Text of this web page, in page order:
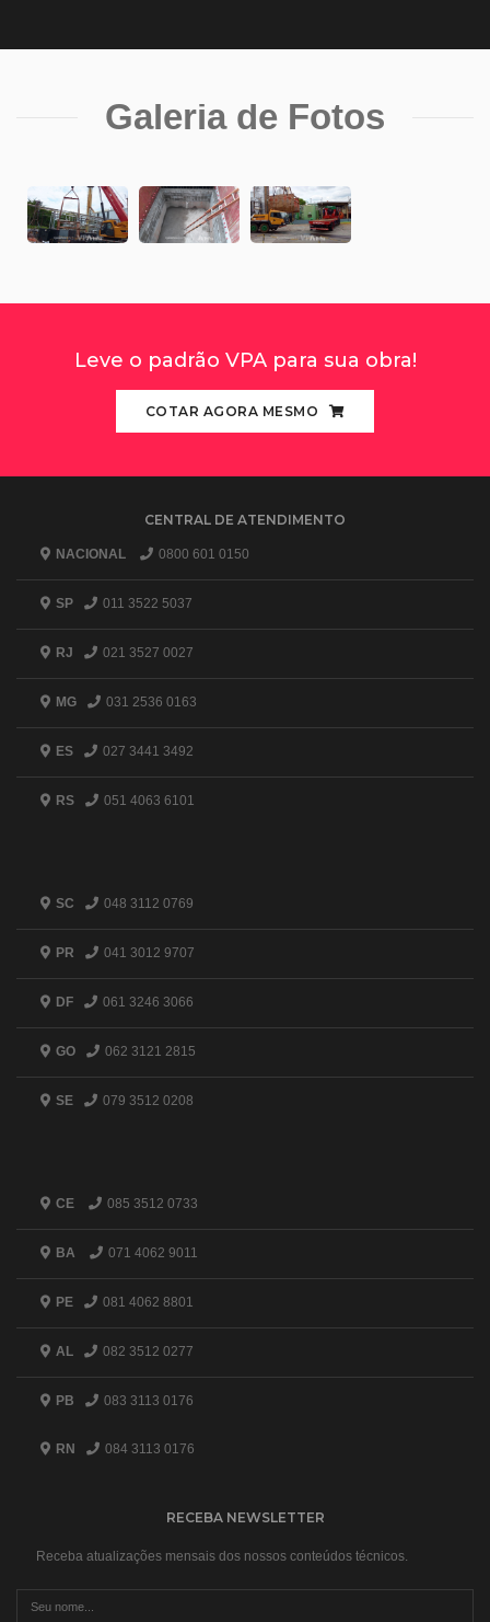
Galeria de Fotos
Leve o padrão VPA para sua obra!
COTAR AGORA MESMO
CENTRAL DE ATENDIMENTO
NACIONAL 0800 601 0150
SP 011 3522 5037
RJ 021 3527 0027
MG 031 2536 0163
ES 027 3441 3492
RS 051 4063 6101
SC 048 3112 0769
PR 041 3012 9707
DF 061 3246 3066
GO 062 3121 2815
SE 079 3512 0208
CE 085 3512 0733
BA 071 4062 9011
PE 081 4062 8801
AL 082 3512 0277
PB 083 3113 0176
RN 084 3113 0176
RECEBA NEWSLETTER
Receba atualizações mensais dos nossos conteúdos técnicos.